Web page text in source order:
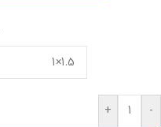
-
+